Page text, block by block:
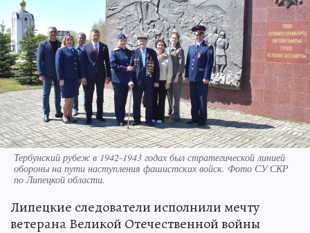
Тербунский рубеж в 1942-1943 годах был стратегической линией
обороны на пути наступления фашистских войск. Фото СУ СКР
по Липецкой области.
Липецкие следователи исполнили мечту
ветерана Великой Отечественной войны